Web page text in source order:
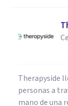
Therapyside
personas a
mano de una